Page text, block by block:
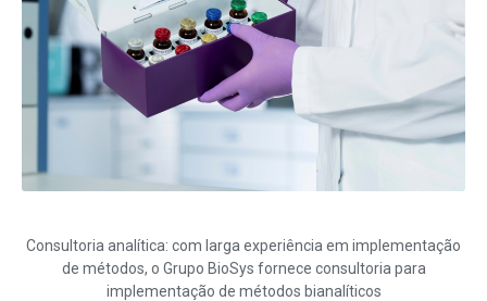
Consultoria analítica: com larga experiência em implementação
de métodos, o Grupo BioSys fornece consultoria para
implementação de métodos bianalíticos